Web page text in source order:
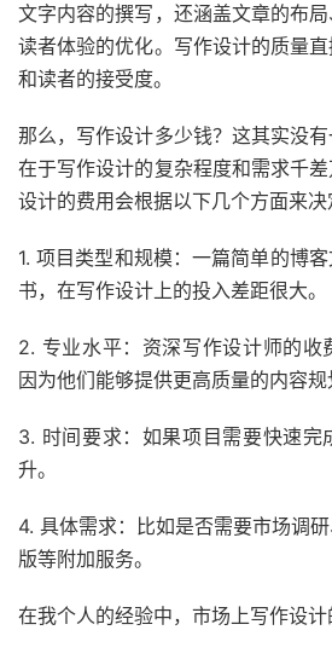
文字内容的撰写，还涵盖文章的布
读者体验的优化。写作设计的质量
和读者的接受度。
那么，写作设计多少钱？这其实没
在于写作设计的复杂程度和需求千
设计的费用会根据以下几个方面来决
1. 项目类型和规模：一篇简单的博
书，在写作设计上的投入差距很大。
2. 专业水平：资深写作设计师的收
因为他们能够提供更高质量的内容规
3. 时间要求：如果项目需要快速完
升。
4. 具体需求：比如是否需要市场调
版等附加服务。
在我个人的经验中，市场上写作设计